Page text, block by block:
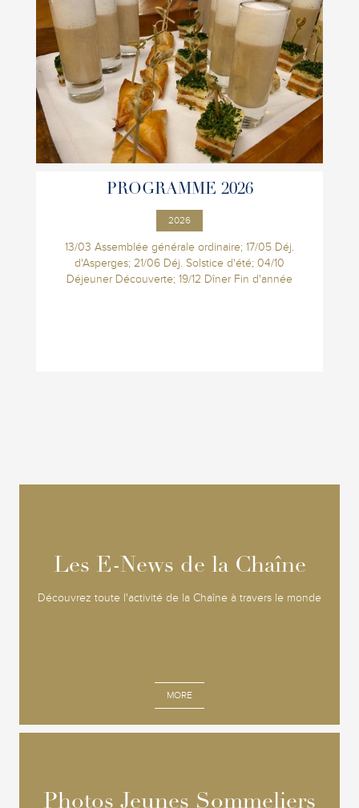
PROGRAMME 2026
2026
13/03 Assemblée générale ordinaire; 17/05 Déj.
d'Asperges; 21/06 Déj. Solstice d'été; 04/10
Déjeuner Découverte; 19/12 Dîner Fin d'année
Les E-News de la Chaîne
Découvrez toute l'activité de la Chaîne à travers le monde
MORE
Les E-News de la Chaîne
Photos Jeunes Sommeliers
Photos Jeunes Sommeliers